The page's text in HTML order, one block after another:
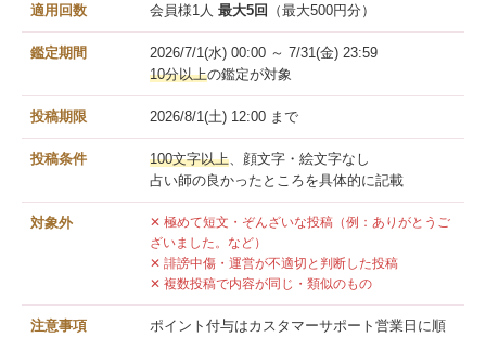
適用回数 会員様1人 最大5回 （最大500円分）
鑑定期間
2026/7/1(水) 00:00 ～ 7/31(金) 23:59
10分以上の鑑定が対象
投稿期限 2026/8/1(土) 12:00 まで
投稿条件 100文字以上 、顔文字・絵文字なし
占い師の良かったところを具体的に記載
対象外
✕ 極めて短文・ぞんざいな投稿（例：ありがとうご
ざいました。など）
✕ 誹謗中傷・運営が不適切と判断した投稿
✕ 複数投稿で内容が同じ・類似のもの
注意事項
ポイント付与はカスタマーサポート営業日に順